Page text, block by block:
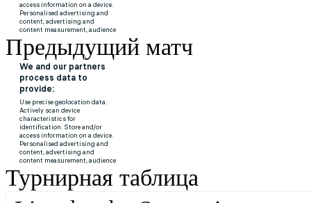
Предыдущий матч
Турнирная таблица